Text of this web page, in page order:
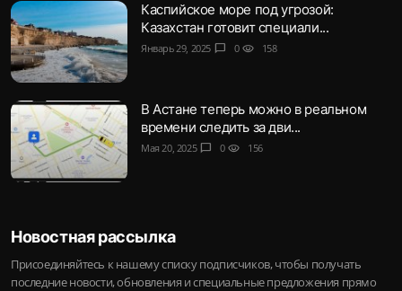
Каспийское море под угрозой:
Казахстан готовит специали...
Январь 29, 2025 chat_bubble 0 visibility 158
В Астане теперь можно в реальном
времени следить за дви...
Мая 20, 2025 chat_bubble 0 visibility 156
Новостная рассылка
Присоединяйтесь к нашему списку подписчиков, чтобы получать
последние новости, обновления и специальные предложения прямо